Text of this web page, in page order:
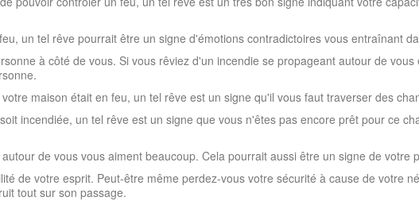
un tel rêve pourrait être un signe d'émotions contradictoires vous entraînant
à côté de vous. Si vous rêviez d'un incendie se propageant autour de
maison était en feu, un tel rêve est un signe qu'il vous faut traverser des
incendiée, un tel rêve est un signe que vous n'êtes pas encore prêt pour ce
de vous vous aiment beaucoup. Cela pourrait aussi être un signe de votre
de votre esprit. Peut-être même perdez-vous votre sécurité à cause de votre
tout sur son passage.